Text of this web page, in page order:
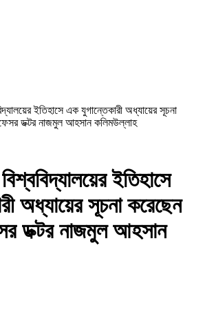
ইতিহাসে এক যুগান্তেকারী অধ্যায়ের সূচনা
ডক্টর নাজমুল আহসান কলিমউল্লাহ
ইতিহাসে
অধ্যায়ের সূচনা করেছেন
ডক্টর নাজমুল আহসান